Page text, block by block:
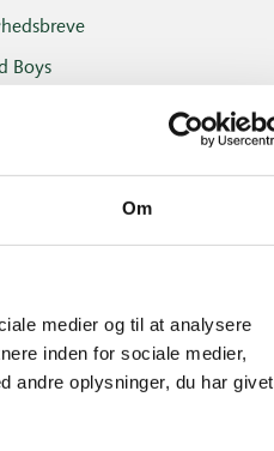
Om
medier og til at analysere
inden for sociale medier,
andre oplysninger, du har givet
Boys